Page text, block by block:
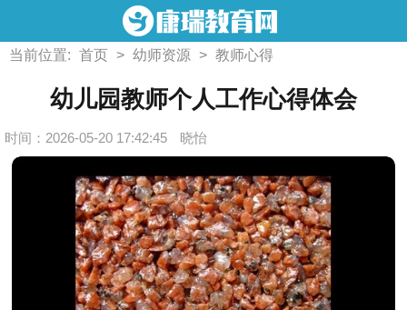
当前位置: 首页 > 幼师资源 > 教师心得
幼儿园教师个人工作心得体会
时间：2026-05-20 17:42:45 晓怡